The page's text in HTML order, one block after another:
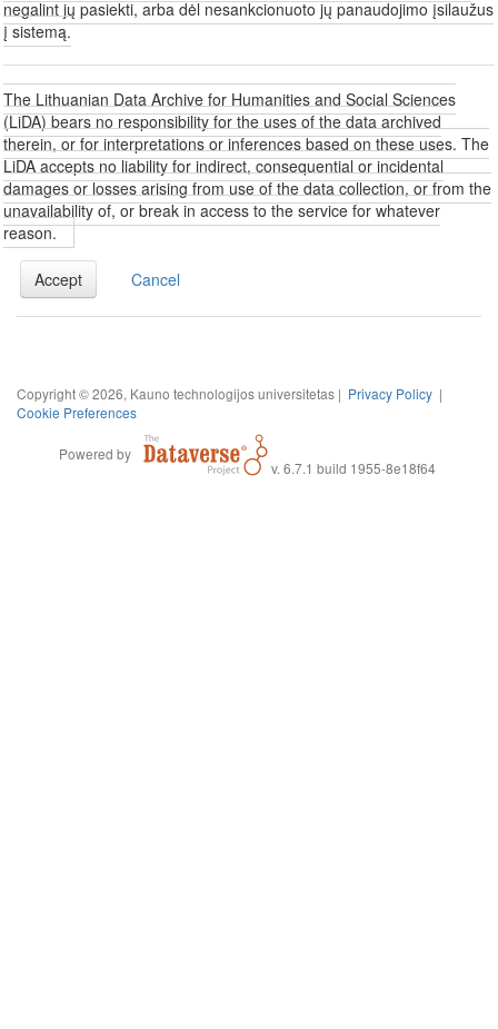
negalint jų pasiekti, arba dėl nesankcionuoto jų panaudojimo įsilaužus
į sistemą.
The Lithuanian Data Archive for Humanities and Social Sciences
(LiDA) bears no responsibility for the uses of the data archived
therein, or for interpretations or inferences based on these uses. The
LiDA accepts no liability for indirect, consequential or incidental
damages or losses arising from use of the data collection, or from the
unavailability of, or break in access to the service for whatever
reason.
Accept Cancel
Copyright © 2026, Kauno technologijos universitetas | Privacy Policy |
Cookie Preferences
Powered by
v. 6.7.1 build 1955-8e18f64